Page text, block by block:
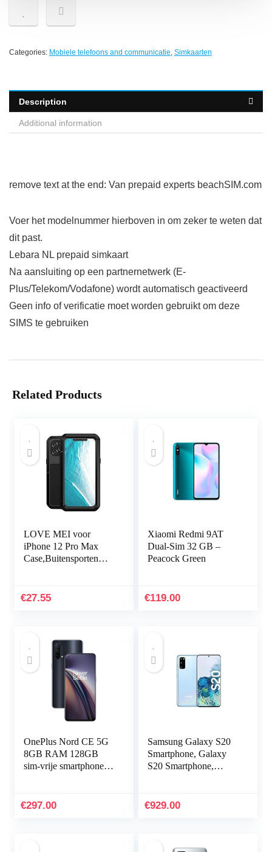
Categories: Mobiele telefoons and communicatie, Simkaarten
Description
Additional information
remove text at the end: Van prepaid experts beachSIM.com
Voer het modelnummer hierboven in om zeker te weten dat
dit past.
Lebara NL prepaid simkaart
Na aansluiting op een partnernetwerk (E-
Plus/Telekom/Vodafone) wordt automatisch geactiveerd
Geen info of verificatie moet worden gebruikt om deze
SIMS te gebruiken
Related Products
LOVE MEI voor
iPhone 12 Pro Max
Case,Buitensporten
Waterdicht
€27.55
Xiaomi Redmi 9AT
Dual-Sim 32 GB –
Peacock Green
€119.00
OnePlus Nord CE 5G
8GB RAM 128GB
sim-vrije smartphone
2 jaar garantie –
€297.00
Samsung Galaxy S20
Smartphone, Galaxy
S20 Smartphone,
€929.00